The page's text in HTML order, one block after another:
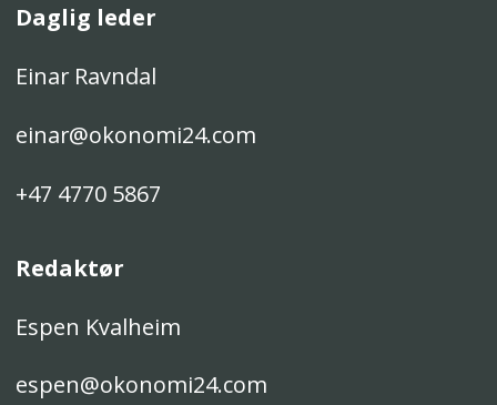
Daglig leder
Einar Ravndal
einar@okonomi24.com
+47 4770 5867
Redaktør
Espen Kvalheim
espen@okonomi24.com